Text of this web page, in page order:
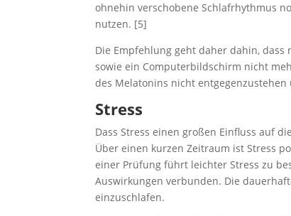
ohnehin verschobene Schlafrhythmus
nutzen. [5]
Die Empfehlung geht daher dahin,
sowie ein Computerbildschirm nicht
des Melatonins nicht
Stress
Dass Stress einen großen Einfluss auf
Über einen kurzen Zeitraum ist Stress
einer Prüfung führt leichter Stress zu
Auswirkungen verbunden. Die
einzuschlafen.